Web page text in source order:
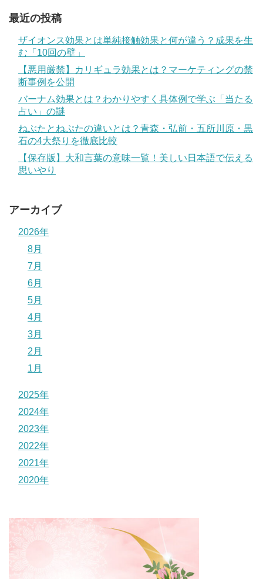
最近の投稿
ザイオンス効果とは単純接触効果と何が違う？成果を生
む「10回の壁」
【悪用厳禁】カリギュラ効果とは？マーケティングの禁
断事例を公開
バーナム効果とは？わかりやすく具体例で学ぶ「当たる
占い」の謎
ねぶたとねぷたの違いとは？青森・弘前・五所川原・黒
石の4大祭りを徹底比較
【保存版】大和言葉の意味一覧！美しい日本語で伝える
思いやり
アーカイブ
2026年
8月
7月
6月
5月
4月
3月
2月
1月
2025年
2024年
2023年
2022年
2021年
2020年